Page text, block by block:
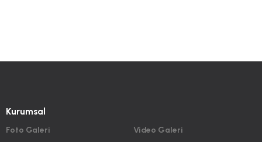
Kurumsal
Foto Galeri
Video Galeri